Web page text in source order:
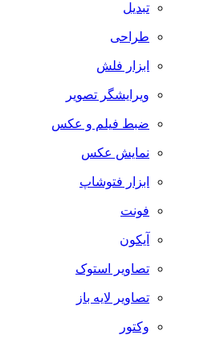
تبدیل
طراحی
ابزار فلش
ویرایشگر تصویر
ضبط فيلم و عكس
نمایش عکس
ابزار فتوشاپ
فونت
آیکون
تصاویر استوک
تصاویر لایه باز
وکتور